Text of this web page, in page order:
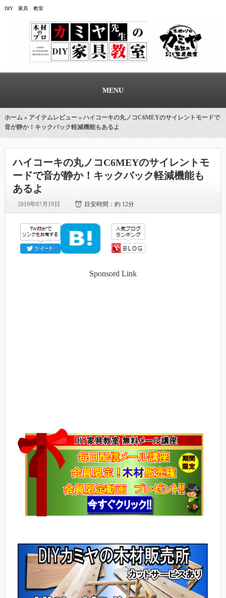
DIY 家具 教室
MENU
ホーム » アイテムレビュー» ハイコーキの丸ノコC6MEYのサイレントモードで
音が静か！キックバック軽減機能もあるよ
ハイコーキの丸ノコC6MEYのサイレントモ
ードで音が静か！キックバック軽減機能も
あるよ
2019年07月19日 目安時間：約 12分
Sponsord Link